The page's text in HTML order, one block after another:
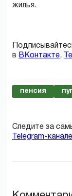
жилья.
в ВКонтакте,
пенсия
Следите за
Telegram-канале